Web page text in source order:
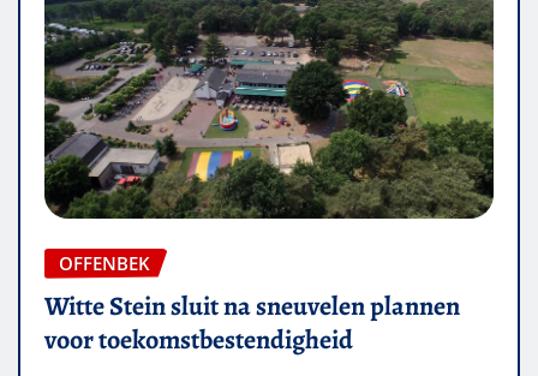
OFFENBEK
Witte Stein sluit na sneuvelen plannen
voor toekomstbestendigheid